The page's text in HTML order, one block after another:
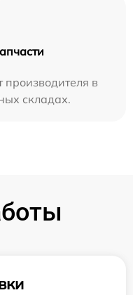
производителя в
складах.